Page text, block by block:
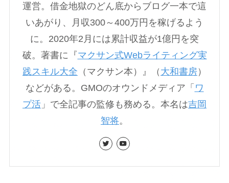
運営。借金地獄のどん底からブログ一本で這
いあがり、月収300～400万円を稼げるよう
に。2020年2月には累計収益が1億円を突
破。著書に『マクサン式Webライティング実
践スキル大全 （マクサン本）』（ 大和書房）
などがある。GMOのオウンドメディア「 ワ
プ活 」で全記事の監修も務める。本名は吉岡
智将。